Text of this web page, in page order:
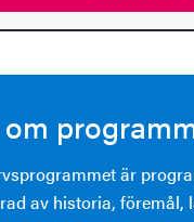
är
av historia, föremål,